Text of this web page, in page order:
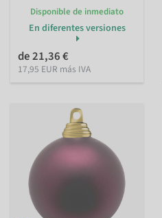
Disponible de inmediato
En diferentes versiones
de 21,36 €
17,95 EUR más IVA